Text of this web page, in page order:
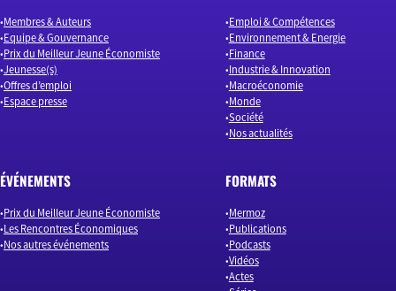
Membres & Auteurs
Equipe & Gouvernance
Prix du Meilleur Jeune Économiste
Jeunesse(s)
Offres d’emploi
Espace presse
Emploi & Compétences
Environnement & Energie
Finance
Industrie & Innovation
Macroéconomie
Monde
Société
Nos actualités
ÉVÉNEMENTS
Prix du Meilleur Jeune Économiste
Les Rencontres Économiques
Nos autres événements
FORMATS
Mermoz
Publications
Podcasts
Vidéos
Actes